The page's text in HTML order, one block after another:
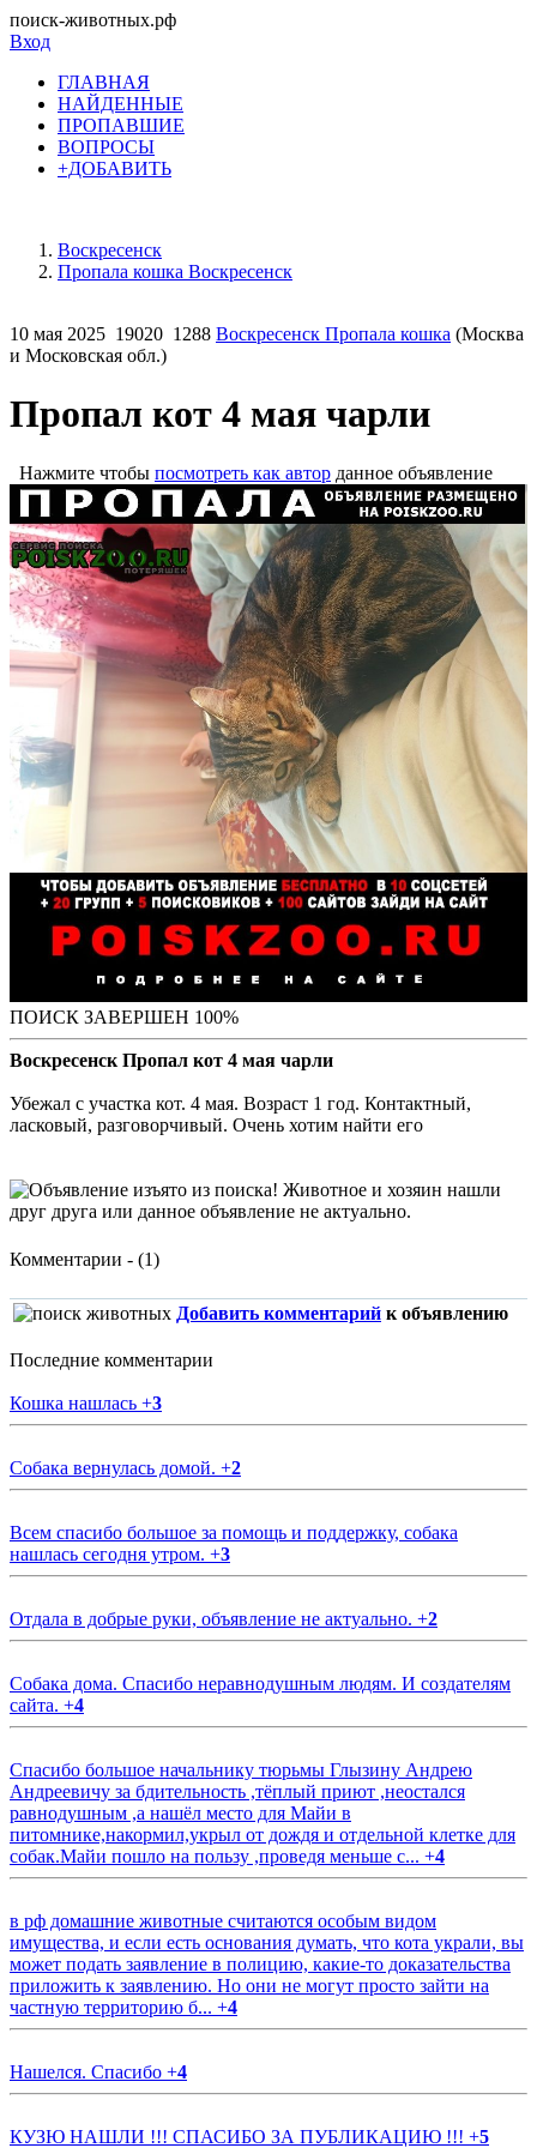
поиск-животных.рф
Вход
ГЛАВНАЯ
НАЙДЕННЫЕ
ПРОПАВШИЕ
ВОПРОСЫ
+ДОБАВИТЬ
Воскресенск
Пропала кошка Воскресенск
10 мая 2025 19020 1288 Воскресенск Пропала кошка (Москва
и Московская обл.)
Пропал кот 4 мая чарли
Нажмите чтобы посмотреть как автор данное объявление
ПОИСК ЗАВЕРШЕН 100%
Воскресенск Пропал кот 4 мая чарли
Убежал с участка кот. 4 мая. Возраст 1 год. Контактный,
ласковый, разговорчивый. Очень хотим найти его
Комментарии - (1)
Добавить комментарий к объявлению
Последние комментарии
Кошка нашлась +3
Собака вернулась домой. +2
Всем спасибо большое за помощь и поддержку, собака
нашлась сегодня утром. +3
Отдала в добрые руки, объявление не актуально. +2
Собака дома. Спасибо неравнодушным людям. И создателям
сайта. +4
Спасибо большое начальнику тюрьмы Глызину Андрею
Андреевичу за бдительность ,тёплый приют ,неостался
равнодушным ,а нашёл место для Майи в
питомнике,накормил,укрыл от дождя и отдельной клетке для
собак.Майи пошло на пользу ,проведя меньше с... +4
в рф домашние животные считаются особым видом
имущества, и если есть основания думать, что кота украли, вы
может подать заявление в полицию, какие-то доказательства
приложить к заявлению. Но они не могут просто зайти на
частную территорию б... +4
Нашелся. Спасибо +4
КУЗЮ НАШЛИ !!! СПАСИБО ЗА ПУБЛИКАЦИЮ !!! +5